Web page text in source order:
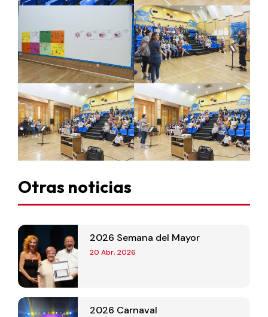
Otras noticias
2026 Semana del Mayor
20 Abr, 2026
2026 Carnaval